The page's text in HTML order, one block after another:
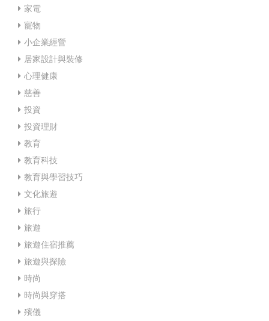
家電
寵物
小企業經營
居家設計與裝修
心理健康
慈善
投資
投資理財
教育
教育科技
教育與學習技巧
文化旅遊
旅行
旅遊
旅遊住宿推薦
旅遊與探險
時尚
時尚與穿搭
殯儀